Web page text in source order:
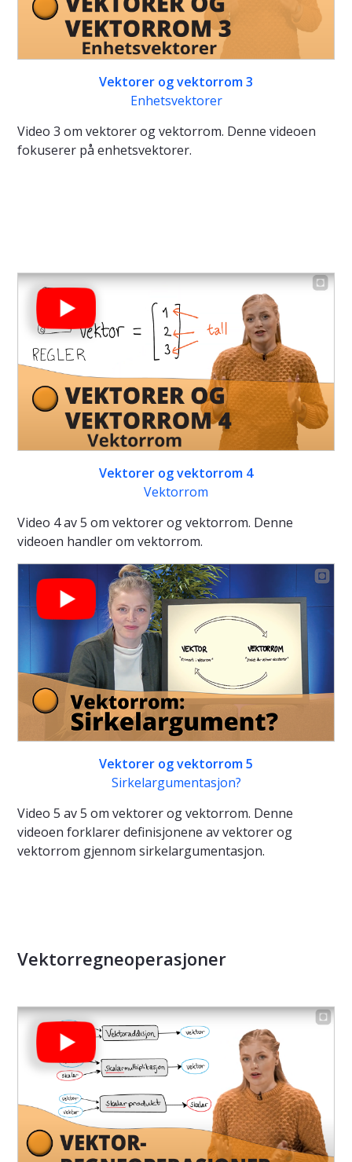
Vektorer og vektorrom 3
Enhetsvektorer
Video 3 om vektorer og vektorrom. Denne videoen
fokuserer på enhetsvektorer.
Vektorer og vektorrom 4
Vektorrom
Video 4 av 5 om vektorer og vektorrom. Denne
videoen handler om vektorrom.
Vektorer og vektorrom 5
Sirkelargumentasjon?
Video 5 av 5 om vektorer og vektorrom. Denne
videoen forklarer definisjonene av vektorer og
vektorrom gjennom sirkelargumentasjon.
Vektorregneoperasjoner